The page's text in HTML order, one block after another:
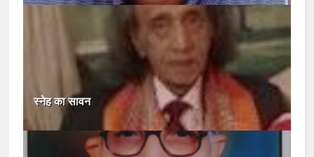
स्नेह का सावन